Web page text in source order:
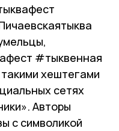
#тыквенная
хештегами
сетях
Авторы
с символикой